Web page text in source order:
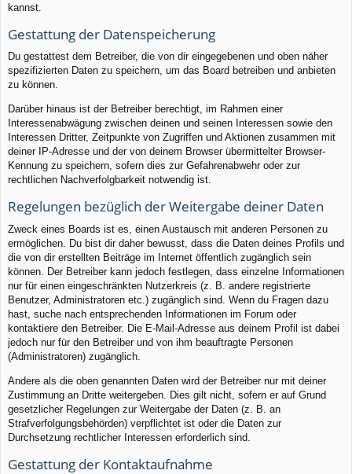
kannst.
Gestattung der Datenspeicherung
Du gestattest dem Betreiber, die von dir eingegebenen und oben näher
spezifizierten Daten zu speichern, um das Board betreiben und anbieten
zu können.
Darüber hinaus ist der Betreiber berechtigt, im Rahmen einer
Interessenabwägung zwischen deinen und seinen Interessen sowie den
Interessen Dritter, Zeitpunkte von Zugriffen und Aktionen zusammen mit
deiner IP-Adresse und der von deinem Browser übermittelter Browser-
Kennung zu speichern, sofern dies zur Gefahrenabwehr oder zur
rechtlichen Nachverfolgbarkeit notwendig ist.
Regelungen bezüglich der Weitergabe deiner Daten
Zweck eines Boards ist es, einen Austausch mit anderen Personen zu
ermöglichen. Du bist dir daher bewusst, dass die Daten deines Profils und
die von dir erstellten Beiträge im Internet öffentlich zugänglich sein
können. Der Betreiber kann jedoch festlegen, dass einzelne Informationen
nur für einen eingeschränkten Nutzerkreis (z. B. andere registrierte
Benutzer, Administratoren etc.) zugänglich sind. Wenn du Fragen dazu
hast, suche nach entsprechenden Informationen im Forum oder
kontaktiere den Betreiber. Die E-Mail-Adresse aus deinem Profil ist dabei
jedoch nur für den Betreiber und von ihm beauftragte Personen
(Administratoren) zugänglich.
Andere als die oben genannten Daten wird der Betreiber nur mit deiner
Zustimmung an Dritte weitergeben. Dies gilt nicht, sofern er auf Grund
gesetzlicher Regelungen zur Weitergabe der Daten (z. B. an
Strafverfolgungsbehörden) verpflichtet ist oder die Daten zur
Durchsetzung rechtlicher Interessen erforderlich sind.
Gestattung der Kontaktaufnahme